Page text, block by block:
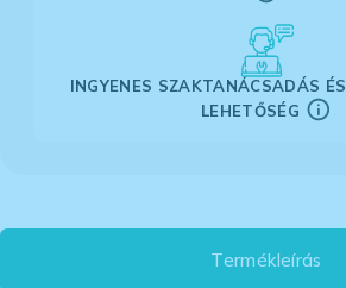
INGYENES SZAKTANÁCSADÁS
LEHETŐSÉG
Termékleírás